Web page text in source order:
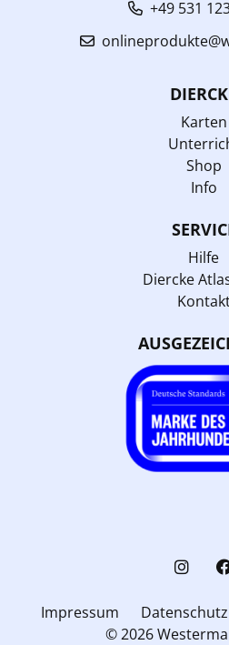
+49 531
Karten
Shop
Info
Hilfe
Diercke
Impressum Datenschutz
© 2026